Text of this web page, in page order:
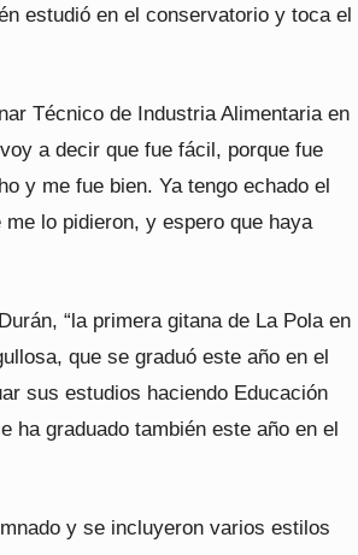
estudió en el conservatorio y toca el
Técnico de Industria Alimentaria en
a decir que fue fácil, porque fue
y me fue bien. Ya tengo echado el
lo pidieron, y espero que haya
“la primera gitana de La Pola en
que se graduó este año en el
sus estudios haciendo Educación
ha graduado también este año en el
y se incluyeron varios estilos